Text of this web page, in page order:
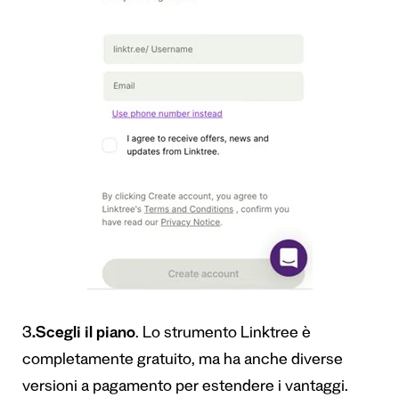
3.Scegli il piano. Lo strumento Linktree è
completamente gratuito, ma ha anche diverse
versioni a pagamento per estendere i vantaggi.